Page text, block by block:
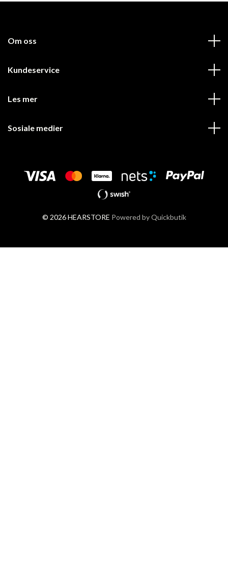
Om oss
Kundeservice
Les mer
Sosiale medier
© 2026 HEARSTORE Powered by Quickbutik